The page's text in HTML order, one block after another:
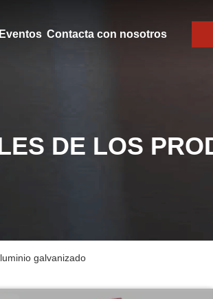
Eventos Contacta con nosotros
DE LOS
galvanizado